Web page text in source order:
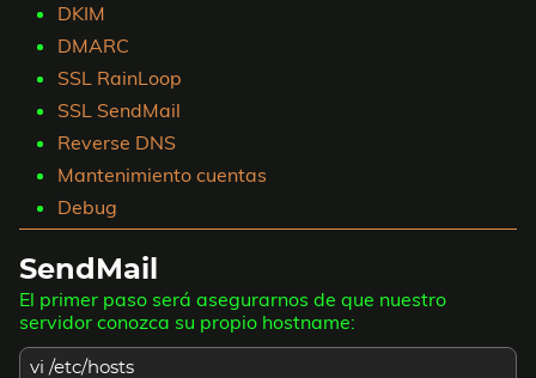
DKIM
DMARC
SSL RainLoop
SSL SendMail
Reverse DNS
Mantenimiento cuentas
Debug
SendMail
El primer paso será asegurarnos de que nuestro
servidor conozca su propio hostname:
vi /etc/hosts